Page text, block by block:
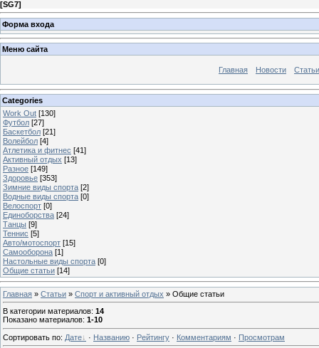
[SG7]
Форма входа
Меню сайта
Главная Новости Статьи
Categories
Work Out [130]
Футбол [27]
Баскетбол [21]
Волейбол [4]
Атлетика и фитнес [41]
Активный отдых [13]
Разное [149]
Здоровье [353]
Зимние виды спорта [2]
Водные виды спорта [0]
Велоспорт [0]
Единоборства [24]
Танцы [9]
Теннис [5]
Авто/мотоспорт [15]
Самооборона [1]
Настольные виды спорта [0]
Общие статьи [14]
Главная » Статьи » Спорт и активный отдых » Общие статьи
В категории материалов: 14
Показано материалов: 1-10
Сортировать по: Дате · Названию · Рейтингу · Комментариям · Просмотрам